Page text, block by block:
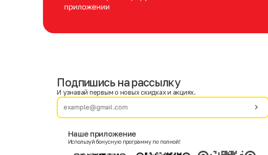
Фамилия
Подпишись на рассылку
И узнавай первым о новых скидках и акциях.
Наше приложение
Используй бонусную программу по полной!